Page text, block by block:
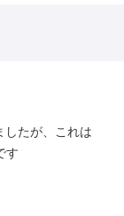
したが、これは
す